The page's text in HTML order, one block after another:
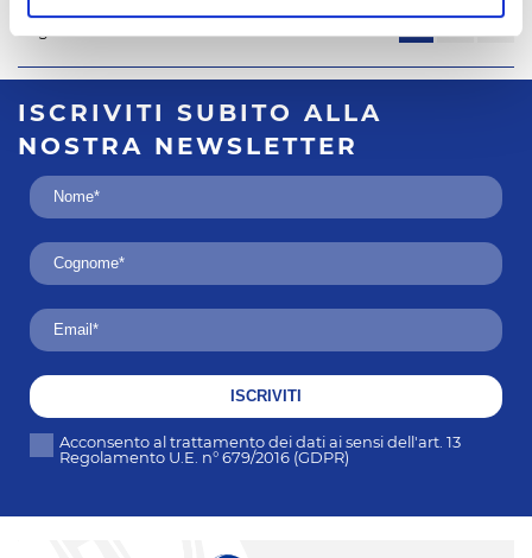
ISCRIVITI SUBITO ALLA
NOSTRA
NEWSLETTER
ISCRIVITI
Acconsento al trattamento dei dati ai sensi dell'art. 13
Regolamento U.E. n° 679/2016 (GDPR)